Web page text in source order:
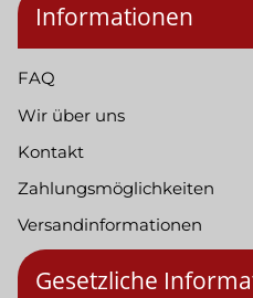
Informationen
FAQ
Wir über uns
Kontakt
Zahlungsmöglichkeiten
Versandinformationen
Gesetzliche